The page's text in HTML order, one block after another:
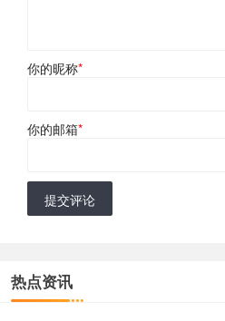
你的昵称*
你的邮箱*
提交评论
热点资讯